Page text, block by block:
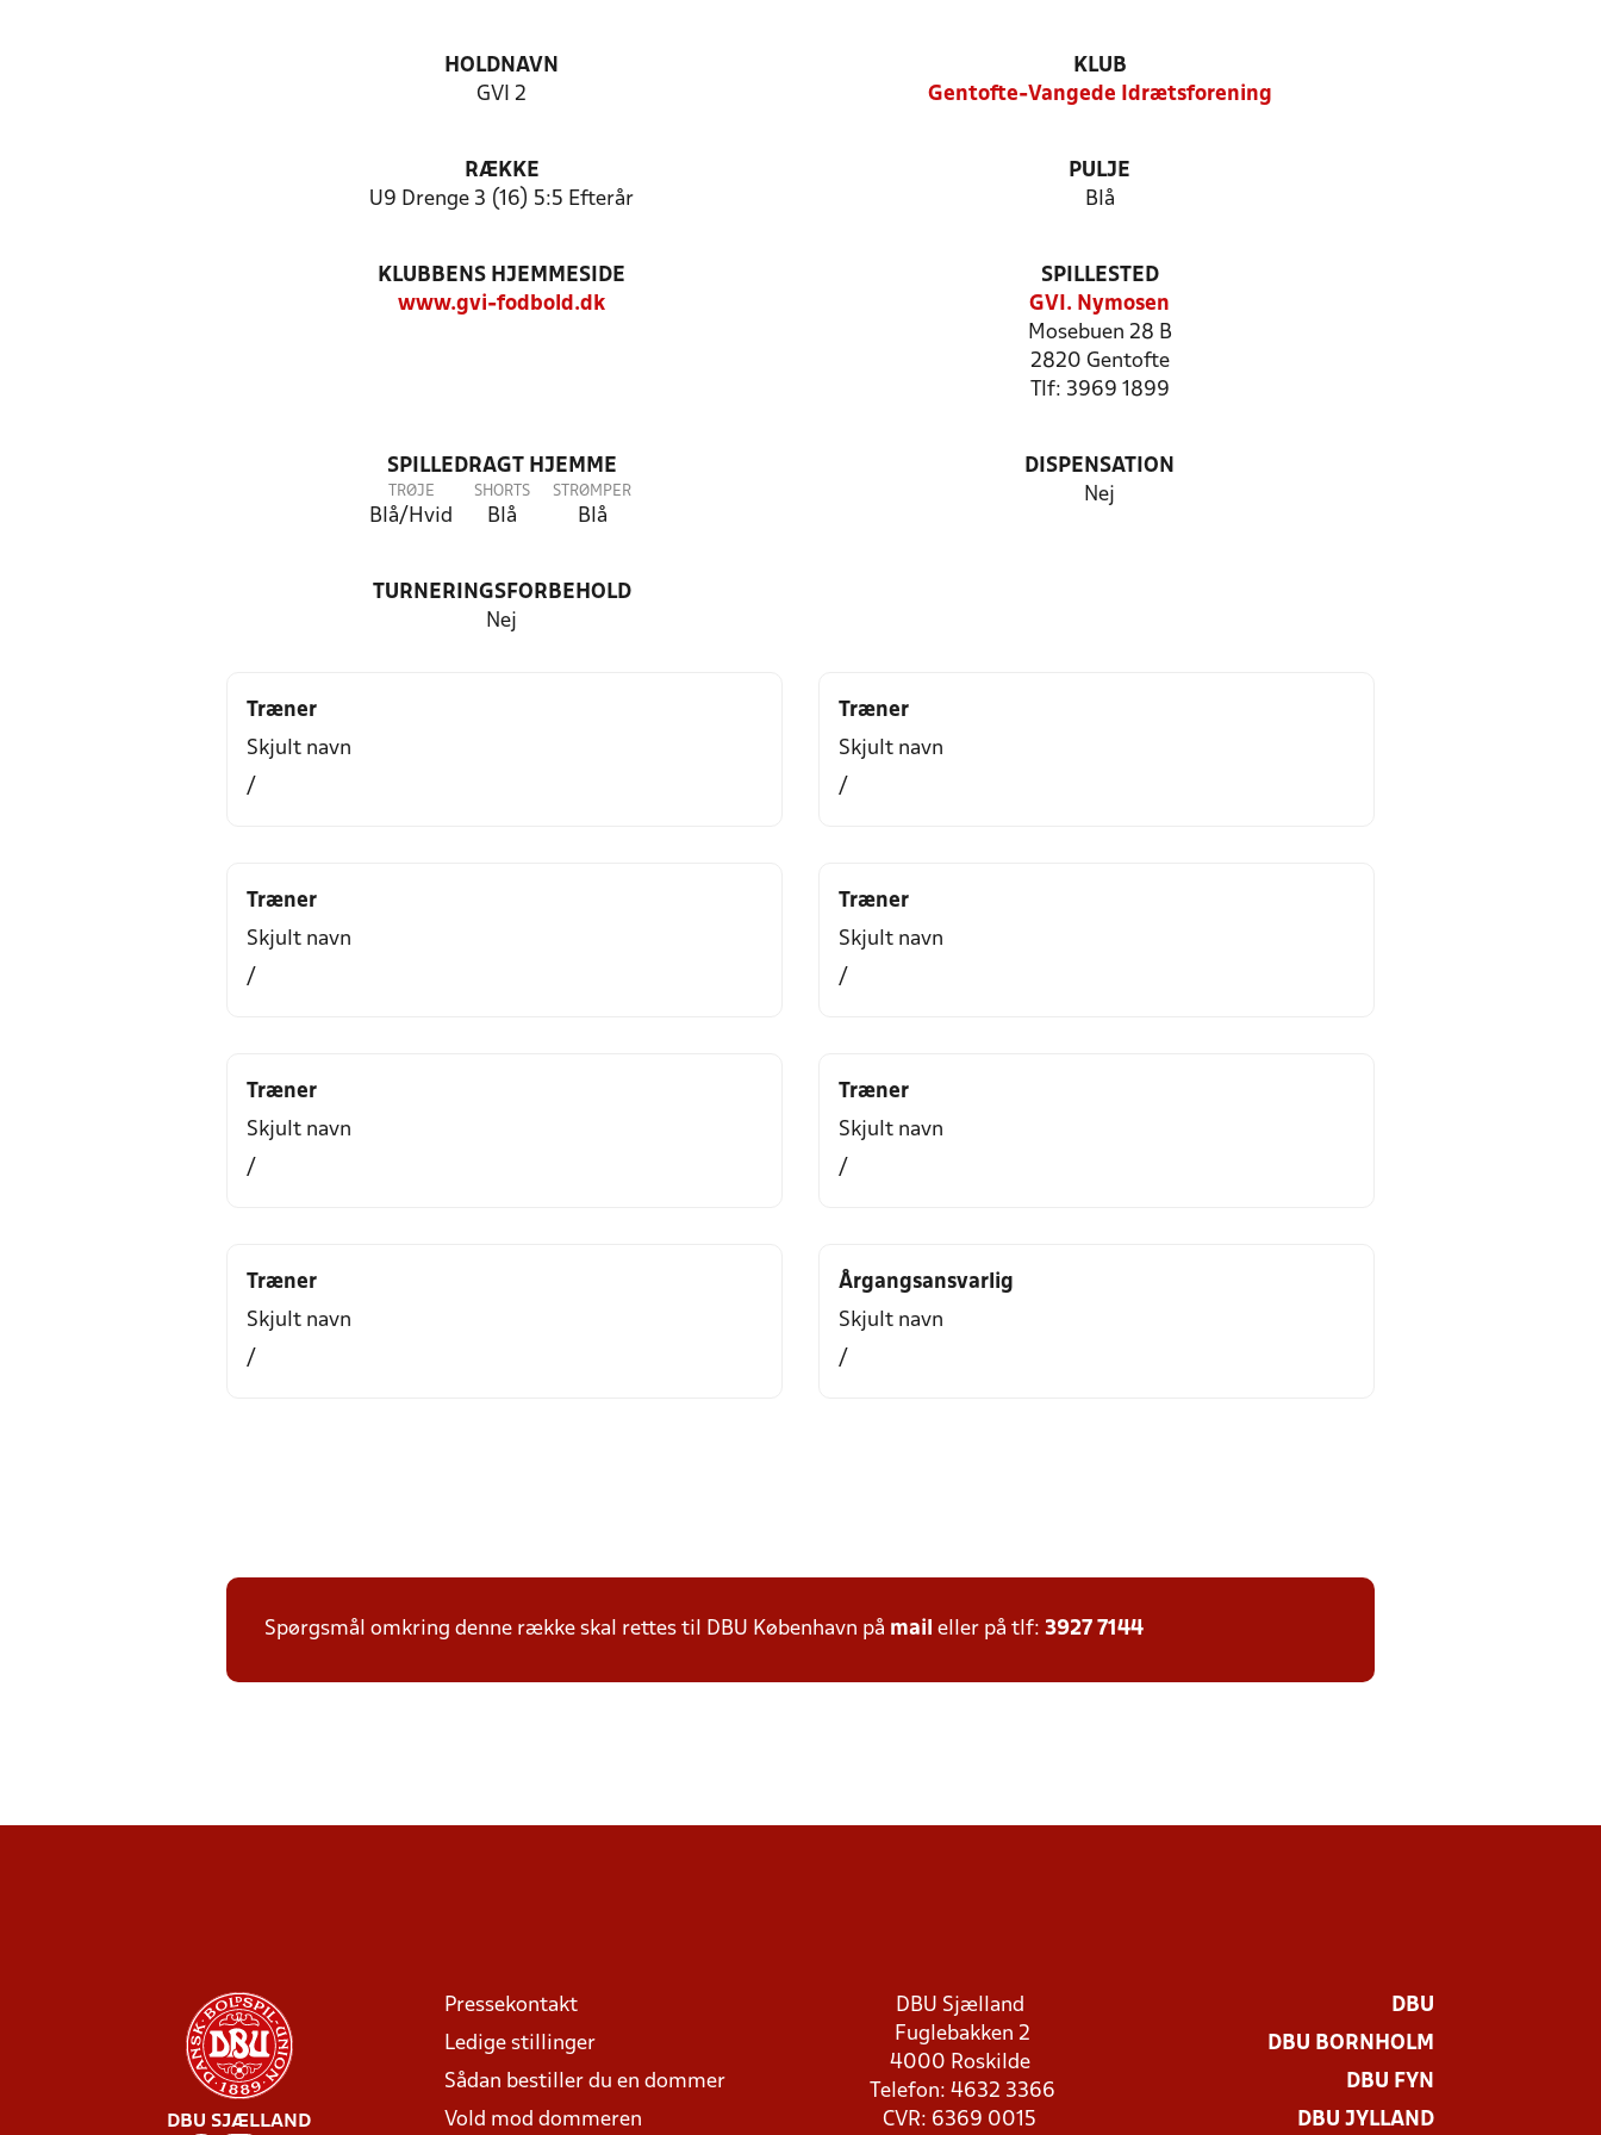
HOLDNAVN
GVI 2
KLUB
Gentofte-Vangede Idrætsforening
RÆKKE
U9 Drenge 3 (16) 5:5 Efterår
PULJE
Blå
KLUBBENS HJEMMESIDE
www.gvi-fodbold.dk
SPILLESTED
GVI. Nymosen
Mosebuen 28 B
2820 Gentofte
Tlf: 3969 1899
SPILLEDRAGT HJEMME
TRØJE
Blå/Hvid
SHORTS
Blå
STRØMPER
Blå
DISPENSATION
Nej
TURNERINGSFORBEHOLD
Nej
Træner
Skjult navn
/
Træner
Skjult navn
/
Træner
Skjult navn
/
Træner
Skjult navn
/
Træner
Skjult navn
/
Træner
Skjult navn
/
Træner
Skjult navn
/
Årgangsansvarlig
Skjult navn
/
Spørgsmål omkring denne række skal rettes til DBU København på mail eller på tlf: 3927 7144
DBU SJÆLLAND
Pressekontakt
Ledige stillinger
Sådan bestiller du en dommer
Vold mod dommeren
DBU Sjælland
Fuglebakken 2
4000 Roskilde
Telefon: 4632 3366
CVR: 6369 0015
DBU
DBU BORNHOLM
DBU FYN
DBU JYLLAND